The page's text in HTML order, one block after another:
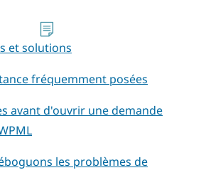
et solutions
fréquemment posées
avant d'ouvrir une demande
les problèmes de